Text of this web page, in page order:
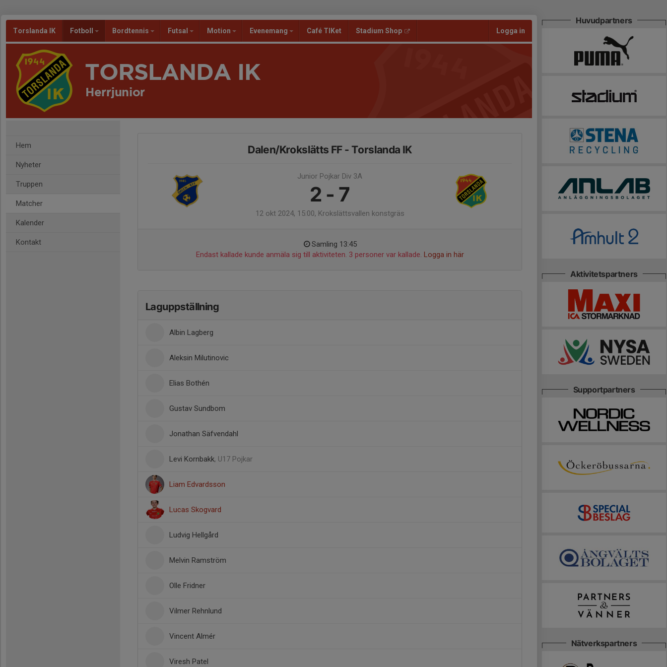
Torslanda IK Fotboll Bordtennis Futsal Motion Evenemang Café TIKet Stadium Shop Logga in
TORSLANDA IK
Herrjunior
Hem
Nyheter
Truppen
Matcher
Kalender
Kontakt
Dalen/Krokslätts FF - Torslanda IK
Junior Pojkar Div 3A
2 - 7
12 okt 2024, 15:00, Krokslättsvallen konstgräs
Samling 13:45
Endast kallade kunde anmäla sig till aktiviteten. 3 personer var kallade. Logga in här
Laguppställning
Albin Lagberg
Aleksin Milutinovic
Elias Bothén
Gustav Sundbom
Jonathan Säfvendahl
Levi Kornbakk, U17 Pojkar
Liam Edvardsson
Lucas Skogvard
Ludvig Hellgård
Melvin Ramström
Olle Fridner
Vilmer Rehnlund
Vincent Almér
Viresh Patel
Huvudpartners
Aktivitetspartners
Supportpartners
Nätverkspartners